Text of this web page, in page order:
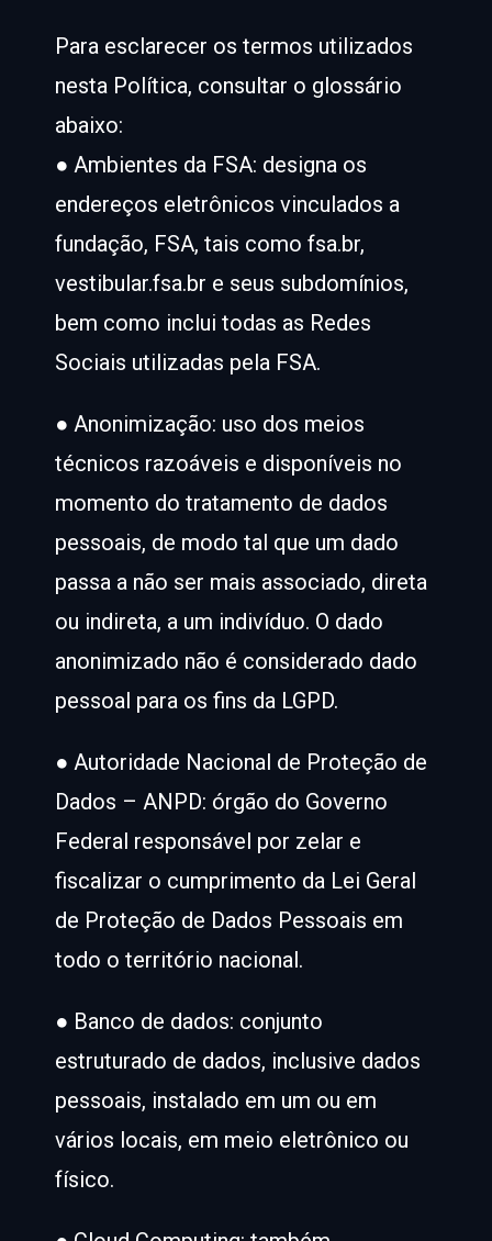
Para esclarecer os termos utilizados
nesta Política, consultar o glossário
abaixo:
● Ambientes da FSA: designa os
endereços eletrônicos vinculados a
fundação, FSA, tais como fsa.br,
vestibular.fsa.br e seus subdomínios,
bem como inclui todas as Redes
Sociais utilizadas pela FSA.
● Anonimização: uso dos meios
técnicos razoáveis e disponíveis no
momento do tratamento de dados
pessoais, de modo tal que um dado
passa a não ser mais associado, direta
ou indireta, a um indivíduo. O dado
anonimizado não é considerado dado
pessoal para os fins da LGPD.
● Autoridade Nacional de Proteção de
Dados – ANPD: órgão do Governo
Federal responsável por zelar e
fiscalizar o cumprimento da Lei Geral
de Proteção de Dados Pessoais em
todo o território nacional.
● Banco de dados: conjunto
estruturado de dados, inclusive dados
pessoais, instalado em um ou em
vários locais, em meio eletrônico ou
físico.